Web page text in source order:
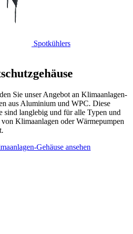
Spotkühlers
Sie unser Angebot an Klimaanlagen-
aus Aluminium und WPC. Diese
sind langlebig und für alle Typen und
Klimaanlagen oder Wärmepumpen
Gehäuse ansehen